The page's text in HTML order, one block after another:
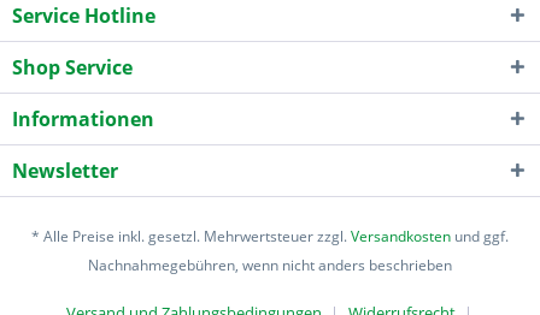
Service Hotline
Shop Service
Informationen
Newsletter
* Alle Preise inkl. gesetzl. Mehrwertsteuer zzgl.Versandkosten und ggf.
Nachnahmegebühren, wenn nicht anders beschrieben